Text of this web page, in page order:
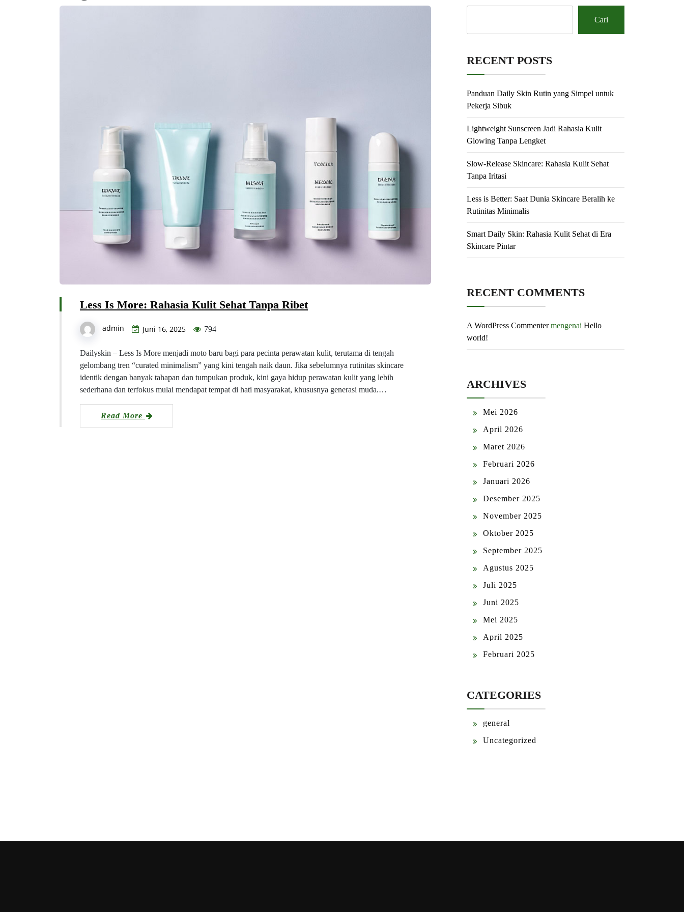
Less Is More: Rahasia Kulit Sehat Tanpa Ribet
admin Juni 16, 2025 794
Dailyskin – Less Is More menjadi moto baru bagi para pecinta perawatan kulit, terutama di tengah
gelombang tren “curated minimalism” yang kini tengah naik daun. Jika sebelumnya rutinitas skincare
identik dengan banyak tahapan dan tumpukan produk, kini gaya hidup perawatan kulit yang lebih
sederhana dan terfokus mulai mendapat tempat di hati masyarakat, khususnya generasi muda.…
Read More
Cari
RECENT POSTS
Panduan Daily Skin Rutin yang Simpel untuk
Pekerja Sibuk
Lightweight Sunscreen Jadi Rahasia Kulit
Glowing Tanpa Lengket
Slow-Release Skincare: Rahasia Kulit Sehat
Tanpa Iritasi
Less is Better: Saat Dunia Skincare Beralih ke
Rutinitas Minimalis
Smart Daily Skin: Rahasia Kulit Sehat di Era
Skincare Pintar
RECENT COMMENTS
A WordPress Commentermengenai Hello
world!
ARCHIVES
Mei 2026
April 2026
Maret 2026
Februari 2026
Januari 2026
Desember 2025
November 2025
Oktober 2025
September 2025
Agustus 2025
Juli 2025
Juni 2025
Mei 2025
April 2025
Februari 2025
CATEGORIES
general
Uncategorized